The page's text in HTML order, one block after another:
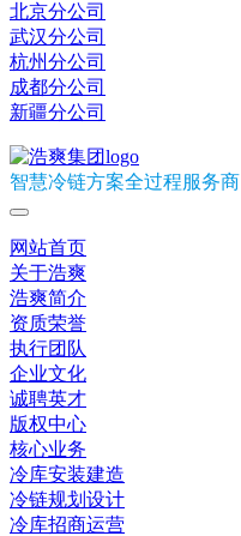
北京分公司
武汉分公司
杭州分公司
成都分公司
新疆分公司
智慧冷链方案全过程服务商
网站首页
关于浩爽
浩爽简介
资质荣誉
执行团队
企业文化
诚聘英才
版权中心
核心业务
冷库安装建造
冷链规划设计
冷库招商运营